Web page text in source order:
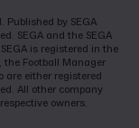
by SEGA
SEGA and the SEGA
is registered in the
the Football Manager
are either registered
All other company
owners.